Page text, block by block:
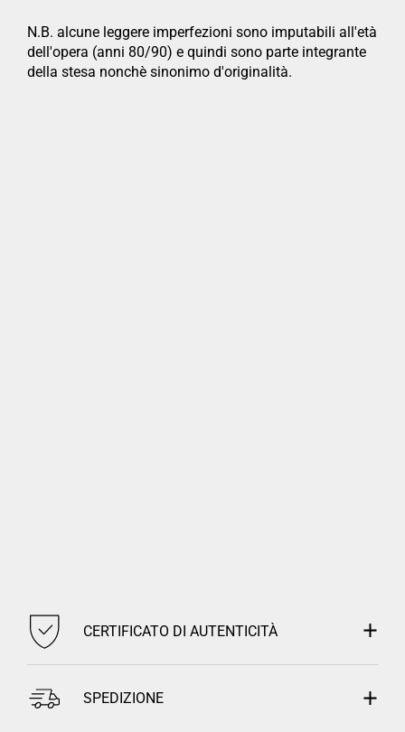
N.B. alcune leggere imperfezioni sono imputabili all'età
dell'opera (anni 80/90) e quindi sono parte integrante
della stesa nonchè sinonimo d'originalità.
CERTIFICATO DI AUTENTICITÀ
SPEDIZIONE